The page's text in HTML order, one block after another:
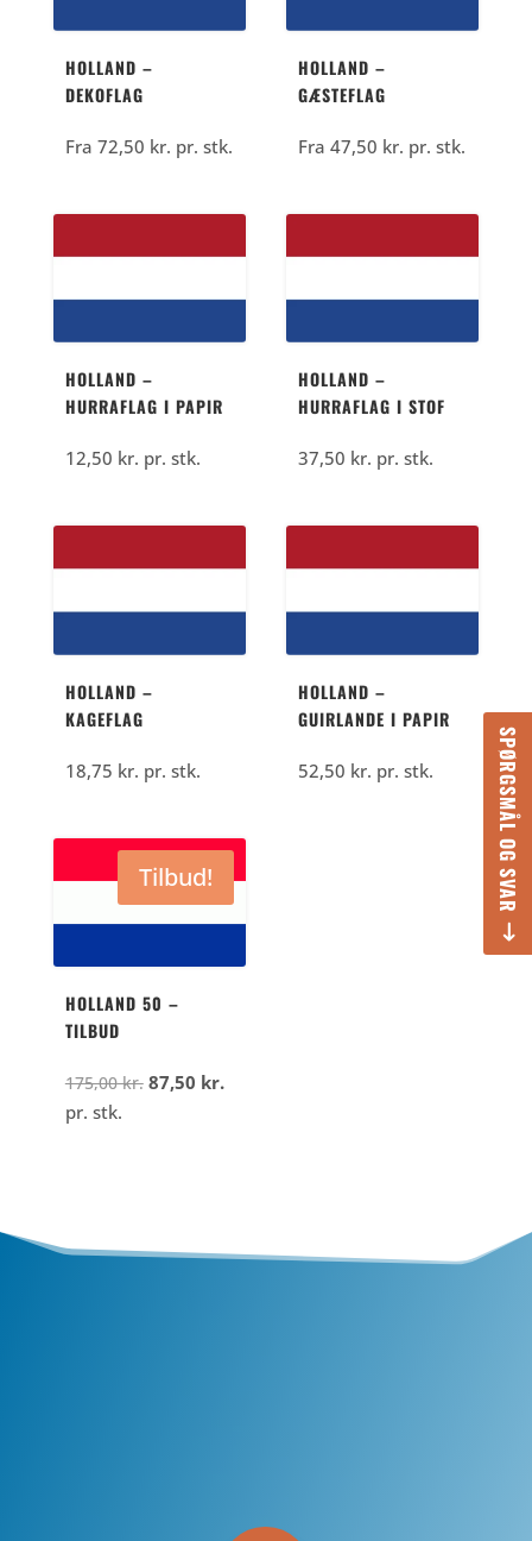
SPØRGSMÅL OG SVAR
HOLLAND –
DEKOFLAG
Fra 72,50 kr. pr. stk.
HOLLAND –
GÆSTEFLAG
Fra47,50 kr. pr. stk.
HOLLAND –
HURRAFLAG I PAPIR
12,50 kr. pr. stk.
HOLLAND –
HURRAFLAG I STOF
37,50 kr. pr. stk.
HOLLAND –
KAGEFLAG
18,75 kr. pr. stk.
HOLLAND –
GUIRLANDE I PAPIR
52,50 kr. pr. stk.
Tilbud!
HOLLAND 50 –
TILBUD
175,00kr. Den
87,50 kr.Den
pr. stk.